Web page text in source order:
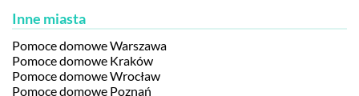
Inne miasta
Pomoce domowe Warszawa
Pomoce domowe Kraków
Pomoce domowe Wrocław
Pomoce domowe Poznań